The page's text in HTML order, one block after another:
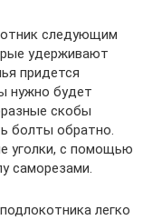
следующим
удерживают
придется
нужно будет
скобы
болты обратно.
уголки, с помощью
саморезами.
легко